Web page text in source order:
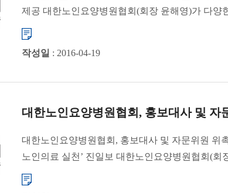
제공 대한노인요양병원협회(회장 윤해영)가 다양
있다. 협회는 ...
작성일 : 2016-04-19
대한노인요양병원협회, 홍보대사 및 자
대한노인요양병원협회, 홍보대사 및 자문위원 위
노인의료 실천’ 진일보 대한노인요양병원협회(